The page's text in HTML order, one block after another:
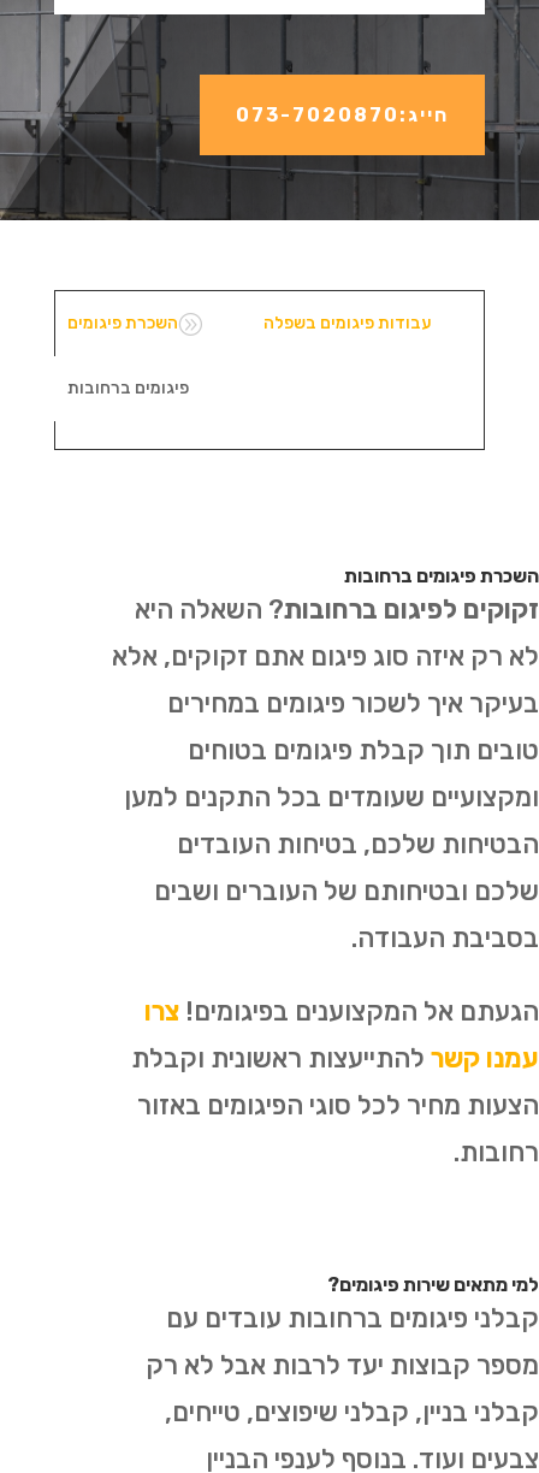
חייג:073-7020870
Aהשכרת פיגומים עבודות פיגומים בשפלה
פיגומים ברחובות
השכרת פיגומים ברחובות
זקוקים לפיגום ברחובות? השאלה היא
לא רק איזה סוג פיגום אתם זקוקים, אלא
בעיקר איך לשכור פיגומים במחירים
טובים תוך קבלת פיגומים בטוחים
ומקצועיים שעומדים בכל התקנים למען
הבטיחות שלכם, בטיחות העובדים
שלכם ובטיחותם של העוברים ושבים
בסביבת העבודה.
הגעתם אל המקצוענים בפיגומים! צרו
עמנו קשר להתייעצות ראשונית וקבלת
הצעות מחיר לכל סוגי הפיגומים באזור
רחובות.
למי מתאים שירות פיגומים?
קבלני פיגומים ברחובות עובדים עם
מספר קבוצות יעד לרבות אבל לא רק
קבלני בניין, קבלני שיפוצים, טייחים,
צבעים ועוד. בנוסף לענפי הבניין